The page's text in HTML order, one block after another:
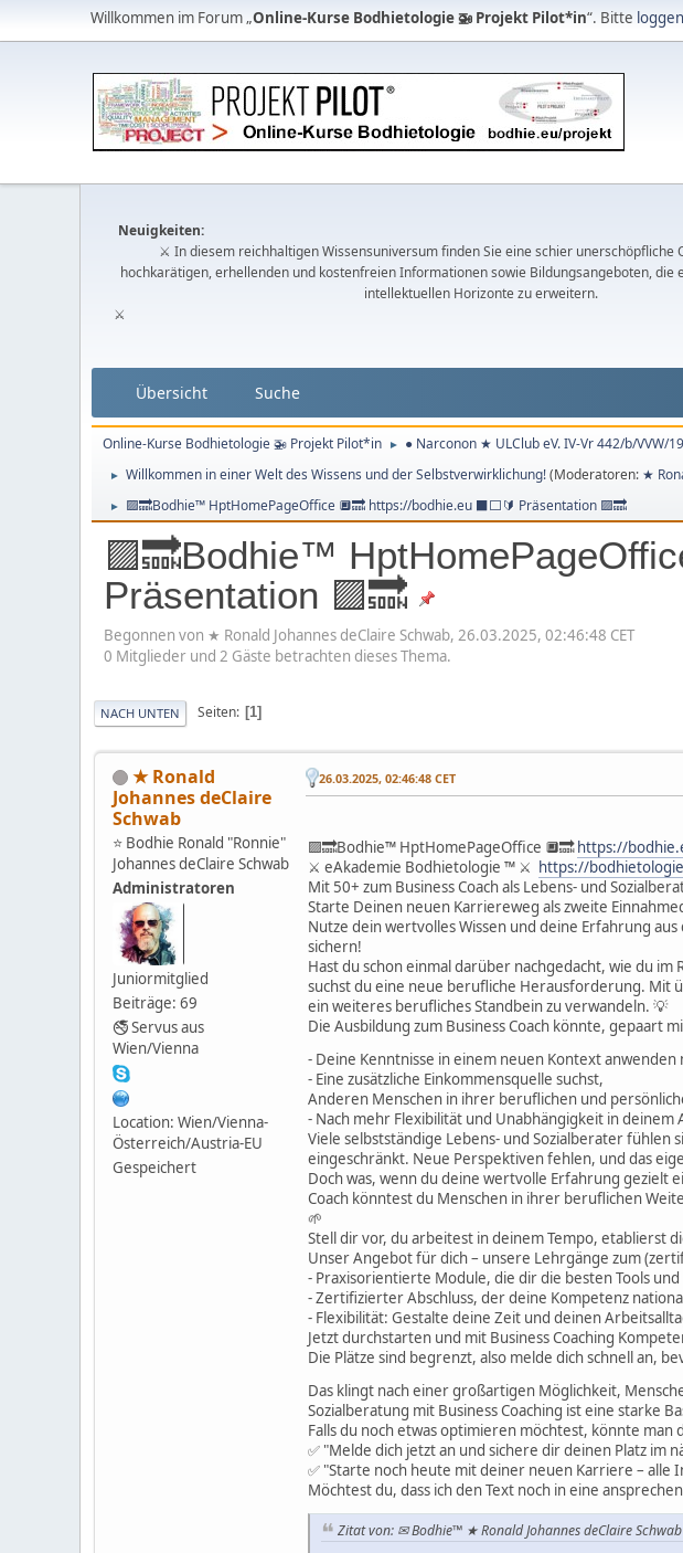
Willkommen im Forum „Online-Kurse Bodhietologie 🚁 Projekt Pilot*in“. Bitte
Neuigkeiten:
⚔ In diesem reichhaltigen Wissensuniversum finden Sie eine schier unerschöpfliche
hochkarätigen, erhellenden und kostenfreien Informationen sowie Bildungsangeboten, die
intellektuellen Horizonte zu erweitern.
⚔
Übersicht Suche
Online-Kurse Bodhietologie 🚁 Projekt Pilot*in ► ● Narconon ★ ULClub eV. IV-Vr 442/b/
► Willkommen in einer Welt des Wissens und der Selbstverwirklichung!(Moderatoren: ★
► 🟪🔜Bodhie™ HptHomePageOffice 🔲🔜 https://bodhie.eu ⬛️⬜️🔰 Präsentation 🟪🔜
🟪🔜Bodhie™
Präsentation 🟪🔜
Begonnen von ★ Ronald Johannes deClaire Schwab, 26.03.2025, 02:46:48 CET
0 Mitglieder und 2 Gäste betrachten dieses Thema.
NACH UNTEN Seiten 1
★ Ronald
Johannes deClaire
Schwab
⭐️ Bodhie Ronald "Ronnie"
Johannes deClaire Schwab
Administratoren
Juniormitglied
Beiträge: 69
🚭 Servus aus
Wien/Vienna
Location: Wien/Vienna-
Österreich/Austria-EU
Gespeichert
26.03.2025, 02:46:48 CET
🟪🔜Bodhie™ HptHomePageOffice 🔲🔜https://
⚔ eAkademie Bodhietologie ™ ⚔ https://
Mit 50+ zum Business Coach als Lebens- und
Starte Deinen neuen Karriereweg als zweite
Nutze dein wertvolles Wissen und deine Erfahrung
sichern!
Hast du schon einmal darüber nachgedacht, wie du
suchst du eine neue berufliche Herausforderung. Mit
ein weiteres berufliches Standbein zu verwandeln. 💡
Die Ausbildung zum Business Coach könnte,
- Deine Kenntnisse in einem neuen Kontext anwenden
- Eine zusätzliche Einkommensquelle suchst,
Anderen Menschen in ihrer beruflichen und
- Nach mehr Flexibilität und Unabhängigkeit in deinem
Viele selbstständige Lebens- und Sozialberater
eingeschränkt. Neue Perspektiven fehlen, und das
Doch was, wenn du deine wertvolle Erfahrung gezielt
Coach könntest du Menschen in ihrer beruflichen
🌱
Stell dir vor, du arbeitest in deinem Tempo, etablierst
Unser Angebot für dich – unsere Lehrgänge zum
- Praxisorientierte Module, die dir die besten Tools
- Zertifizierter Abschluss, der deine Kompetenz
- Flexibilität: Gestalte deine Zeit und deinen
Jetzt durchstarten und mit Business Coaching
Die Plätze sind begrenzt, also melde dich schnell an,
Das klingt nach einer großartigen Möglichkeit,
Sozialberatung mit Business Coaching ist eine starke
Falls du noch etwas optimieren möchtest, könnte
✅ "Melde dich jetzt an und sichere dir deinen Platz im
✅ "Starte noch heute mit deiner neuen Karriere – alle
Möchtest du, dass ich den Text noch in eine
Zitat von: ✉ Bodhie™ ★ Ronald Johannes deClaire